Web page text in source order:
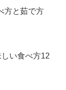
方と茹で方
い食べ方12